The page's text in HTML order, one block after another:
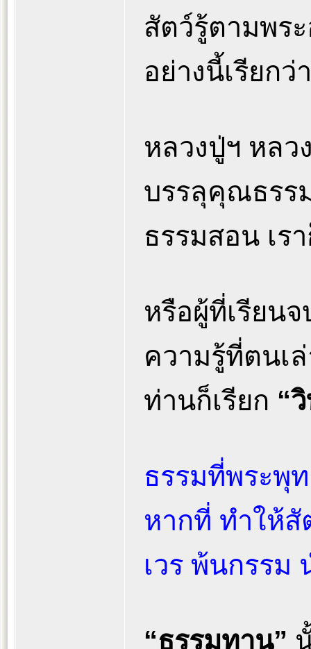
สัตว์รู้ตามพร
อย่างนี้เรียกว่
หลวงปู่ฯ หลว
บรรลุคุณธรร
ธรรมสอน เร
หรือผู้ที่เรียน
ความรู้ที่ตนเ
ท่านก็เรียก “
ธรรมที่พระพุ
หากที่ ทำให้
เวร พ้นกรรม
“ธรรมทาน”